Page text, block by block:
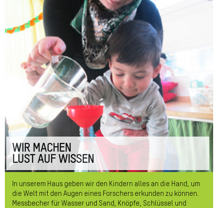
WIR MACHEN
LUST AUF WISSEN
In unserem Haus geben wir den Kindern alles an die Hand, um
die Welt mit den Augen eines Forschers erkunden zu können.
Messbecher für Wasser und Sand, Knöpfe, Schlüssel und